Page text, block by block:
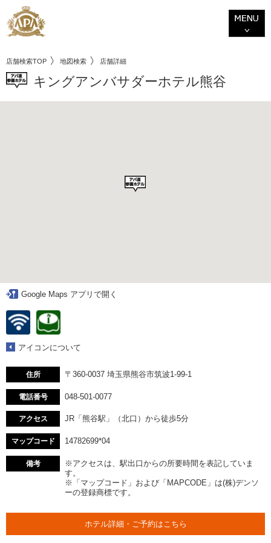
店舗検索TOP 地図検索 店舗詳細
キングアンバサダーホテル熊谷
Google Maps アプリで開く
アイコンについて
住所 〒360-0037 埼玉県熊谷市筑波1-99-1
電話番号 048-501-0077
アクセス JR「熊谷駅」（北口）から徒歩5分
マップコード 14782699*04
備考
※アクセスは、駅出口からの所要時間を表記していま
す。
※「マップコード」および「MAPCODE」は(株)デンソ
ーの登録商標です。
ホテル詳細・ご予約はこちら